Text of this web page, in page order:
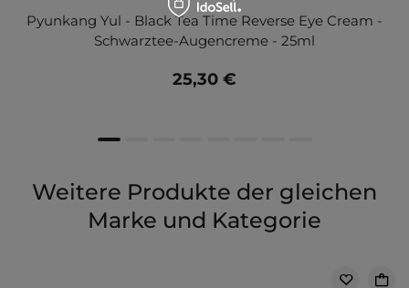
Pyunkang Yul - Black Tea Time Reverse Eye Cream -
Schwarztee-Augencreme - 25ml
25,30 €
Weitere Produkte der gleichen
Marke und Kategorie